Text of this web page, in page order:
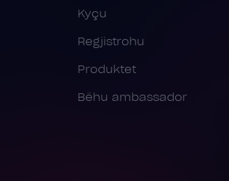
Kyçu
Regjistrohu
Produktet
Bëhu ambassador